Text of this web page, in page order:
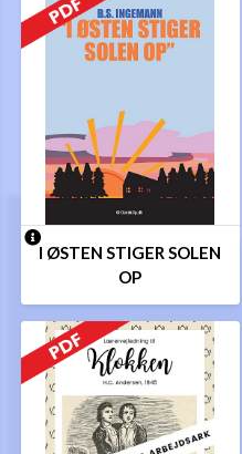
I ØSTEN STIGER SOLEN
OP